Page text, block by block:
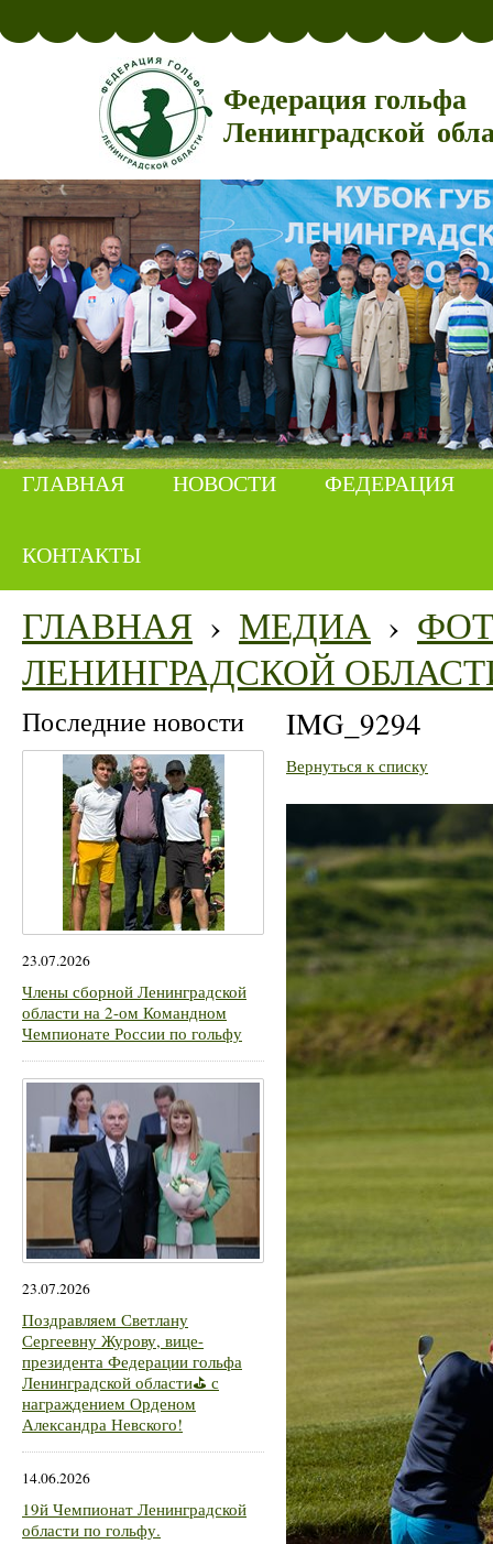
Федерация гольфа
Ленинградской
ГЛАВНАЯ НОВОСТИ ФЕДЕРАЦИЯ
КОНТАКТЫ
ГЛАВНАЯ › МЕДИА ›
ЛЕНИНГРАДСКОЙ
Последние новости
23.07.2026
Члены сборной Ленинградской
области на 2-ом Командном
Чемпионате России по гольфу
23.07.2026
Поздравляем Светлану
Сергеевну Журову, вице-
президента Федерации гольфа
Ленинградской области⛳ с
награждением Орденом
Александра Невского!
14.06.2026
19й Чемпионат Ленинградской
области по гольфу.
IMG_9294
Вернуться к списку